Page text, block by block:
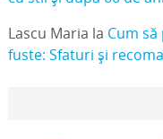
Lascu Maria la Cum
fuste: Sfaturi și